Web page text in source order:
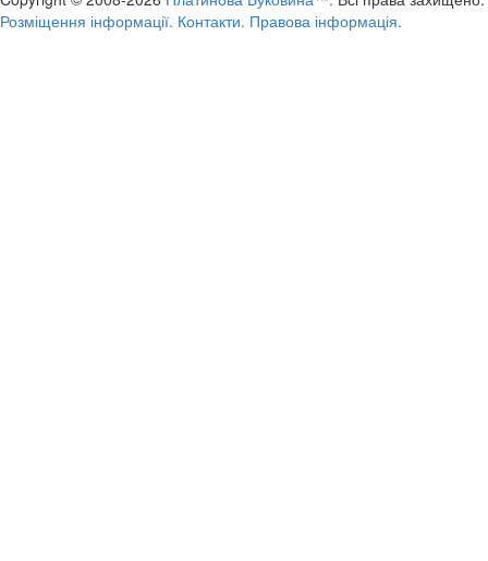
Розміщення інформації. Контакти. Правова інформація.